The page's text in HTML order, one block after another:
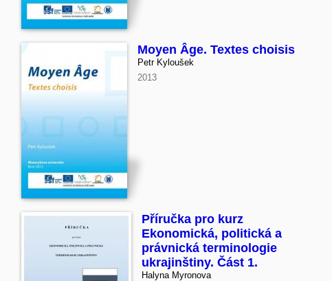
Moyen Âge. Textes choisis
Petr Kyloušek
2013
Příručka pro kurz
Ekonomická, politická a
právnická terminologie
ukrajinštiny. Část 1.
Halyna Myronova